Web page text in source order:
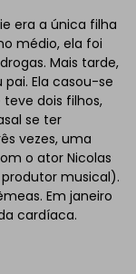
era a única filha
médio, ela foi
Mais tarde,
Ela casou-se
dois filhos,
se ter
vezes, uma
o ator Nicolas
musical).
Em janeiro
cardíaca.